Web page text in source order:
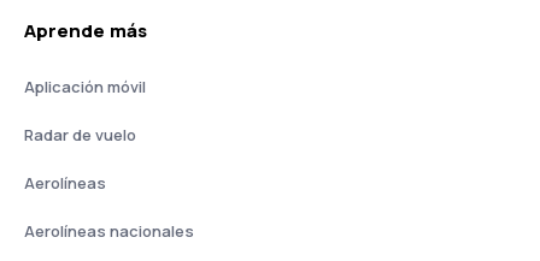
Aprende más
Aplicación móvil
Radar de vuelo
Aerolíneas
Aerolíneas nacionales